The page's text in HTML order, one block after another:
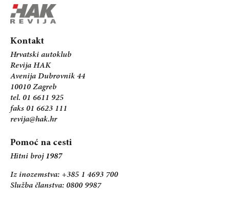
Kontakt
Hrvatski autoklub
Revija HAK
Avenija Dubrovnik 44
10010 Zagreb
tel. 01 6611 925
faks 01 6623 111
revija@hak.hr
Pomoć na cesti
Hitni broj 1987
Iz inozemstva: +385 1 4693 700
Služba članstva: 0800 9987